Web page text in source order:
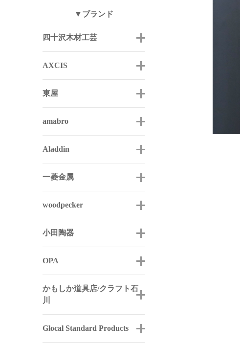
▼ブランド
四十沢木材工芸
AXCIS
東屋
amabro
Aladdin
一菱金属
woodpecker
小田陶器
OPA
かもしか道具店/クラフト石
川
Glocal Standard Products